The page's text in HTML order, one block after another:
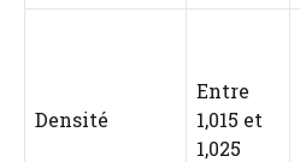
Densité
Entre
1,015 et
1,025